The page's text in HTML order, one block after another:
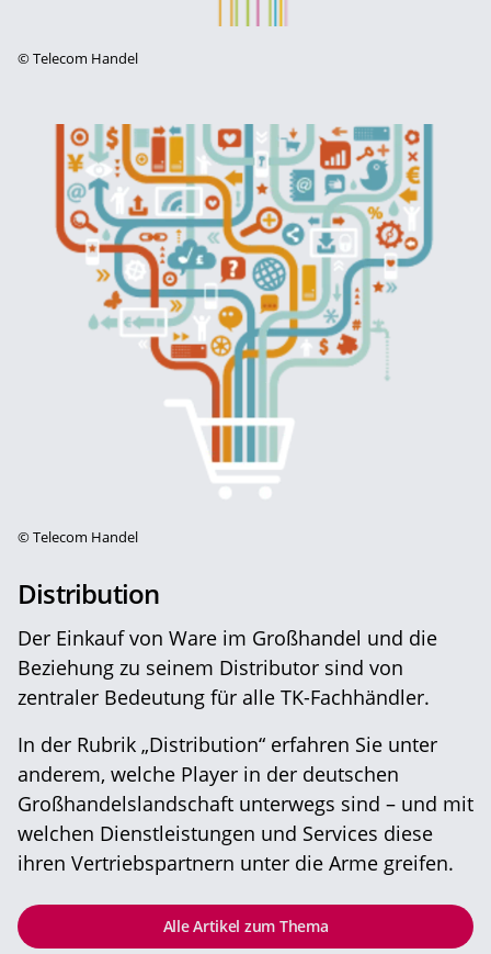
©Telecom Handel
©Telecom Handel
Distribution
Der Einkauf von Ware im Großhandel und die
Beziehung zu seinem Distributor sind von
zentraler Bedeutung für alle TK-Fachhändler.
In der Rubrik „Distribution“ erfahren Sie unter
anderem, welche Player in der deutschen
Großhandelslandschaft unterwegs sind – und mit
welchen Dienstleistungen und Services diese
ihren Vertriebspartnern unter die Arme greifen.
Alle Artikel zum Thema